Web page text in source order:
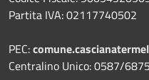
Partita IVA: 02117740502
PEC:
Centralino Unico: 0587/